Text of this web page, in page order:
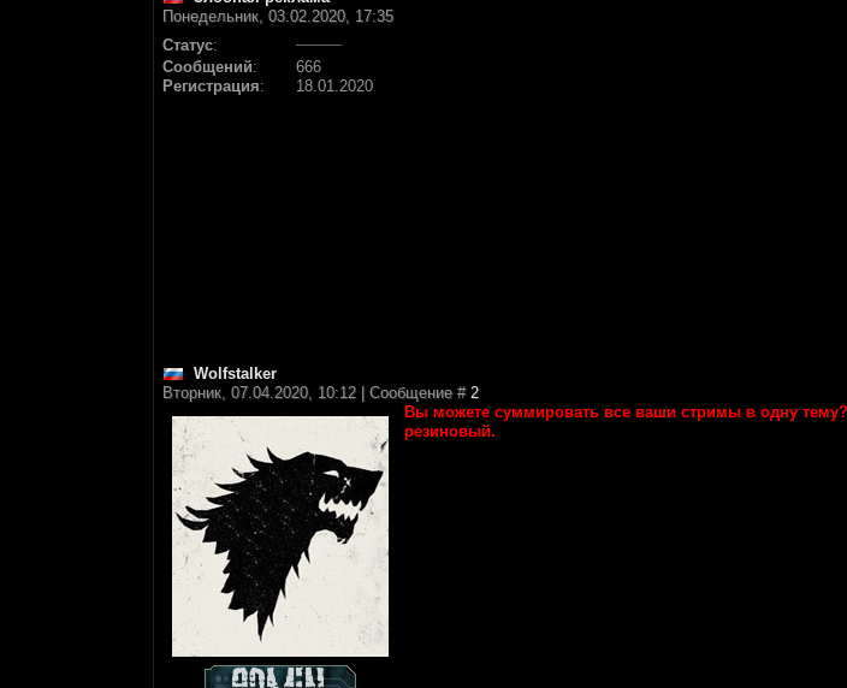
Понедельник, 03.02.2020, 17:35
Статус:
Сообщений:
666
Регистрация: 18.01.2020
Wolfstalker
Вторник, 07.04.2020, 10:12 | Сообщение # 2
Вы можете суммировать все ваши стримы в одну
резиновый.